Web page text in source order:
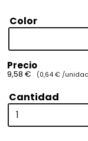
Color
Precio
9,58 € (0,64 € /
Cantidad